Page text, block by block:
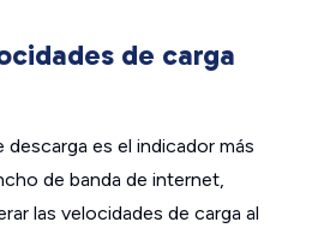
de carga
descarga es el indicador más
de banda de internet,
las velocidades de carga al